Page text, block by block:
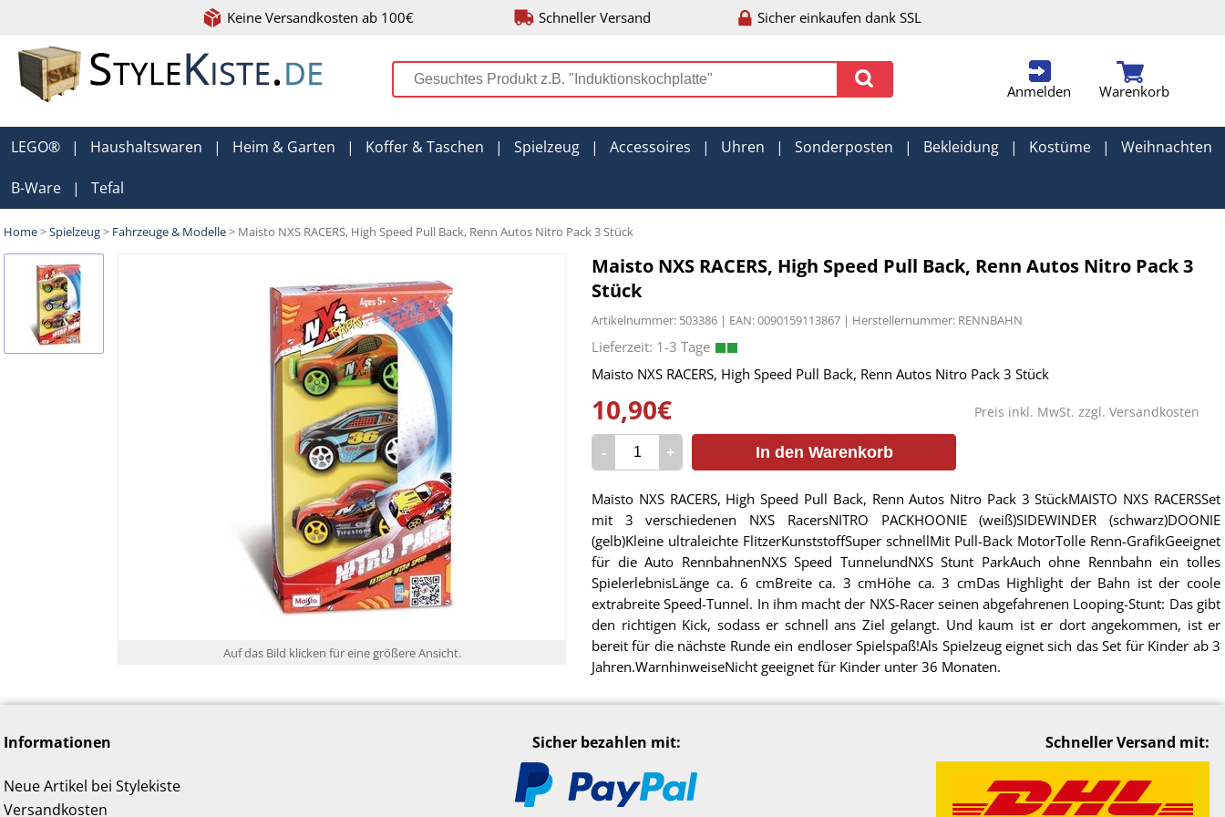
Keine Versandkosten ab 100€ Schneller Versand Sicher einkaufen dank SSL
Anmelden Warenkorb
LEGO® | Haushaltswaren | Heim & Garten | Koffer & Taschen | Spielzeug | Accessoires | Uhren | Sonderposten | Bekleidung | Kostüme | Weihnachten
B-Ware | Tefal
Home>Spielzeug> Fahrzeuge & Modelle> Maisto NXS RACERS, High Speed Pull Back, Renn Autos Nitro Pack 3 Stück
Auf das Bild klicken für eine größere Ansicht.
Maisto NXS RACERS, High Speed Pull Back, Renn Autos Nitro Pack 3
Stück
Artikelnummer: 503386 | EAN: 0090159113867 | Herstellernummer: RENNBAHN
Maisto NXS RACERS, High Speed Pull Back, Renn Autos Nitro Pack 3 Stück
Preis inkl. MwSt. zzgl. Versandkosten
10,90€
- + In den Warenkorb
Maisto NXS RACERS, High Speed Pull Back, Renn Autos Nitro Pack 3 StückMAISTO NXS RACERSSet
mit 3 verschiedenen NXS RacersNITRO PACKHOONIE (weiß)SIDEWINDER (schwarz)DOONIE
(gelb)Kleine ultraleichte FlitzerKunststoffSuper schnellMit Pull-Back MotorTolle Renn-GrafikGeeignet
für die Auto RennbahnenNXS Speed TunnelundNXS Stunt ParkAuch ohne Rennbahn ein tolles
SpielerlebnisLänge ca. 6 cmBreite ca. 3 cmHöhe ca. 3 cmDas Highlight der Bahn ist der coole
extrabreite Speed-Tunnel. In ihm macht der NXS-Racer seinen abgefahrenen Looping-Stunt: Das gibt
den richtigen Kick, sodass er schnell ans Ziel gelangt. Und kaum ist er dort angekommen, ist er
bereit für die nächste Runde ein endloser Spielspaß!Als Spielzeug eignet sich das Set für Kinder ab 3
Jahren.WarnhinweiseNicht geeignet für Kinder unter 36 Monaten.
Informationen
Neue Artikel bei Stylekiste
Versandkosten
Sicher bezahlen mit: Schneller Versand mit: